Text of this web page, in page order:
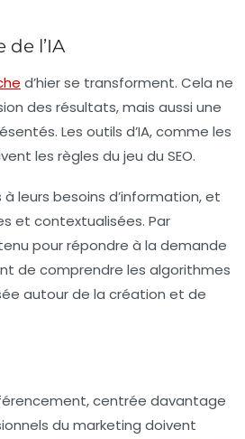
l’IA
d’hier se transforment. Cela ne
des résultats, mais aussi une
Les outils d’IA, comme les
les règles du jeu du SEO.
leurs besoins d’information, et
et contextualisées. Par
pour répondre à la demande
de comprendre les algorithmes
autour de la création et de
, centrée davantage
du marketing doivent